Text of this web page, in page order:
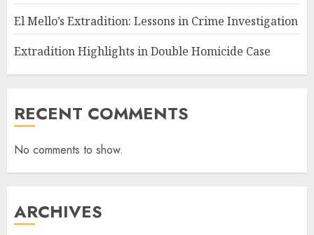
El Mello’s Extradition: Lessons in Crime Investigation
Extradition Highlights in Double Homicide Case
RECENT COMMENTS
No comments to show.
ARCHIVES